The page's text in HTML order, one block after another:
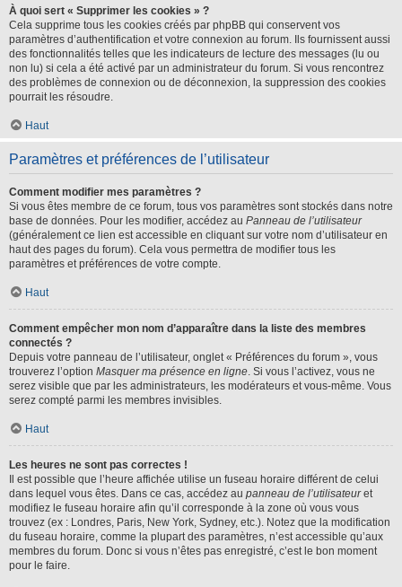
À quoi sert « Supprimer les cookies » ?
Cela supprime tous les cookies créés par phpBB qui conservent vos
paramètres d’authentification et votre connexion au forum. Ils fournissent aussi
des fonctionnalités telles que les indicateurs de lecture des messages (lu ou
non lu) si cela a été activé par un administrateur du forum. Si vous rencontrez
des problèmes de connexion ou de déconnexion, la suppression des cookies
pourrait les résoudre.
Haut
Paramètres et préférences de l’utilisateur
Comment modifier mes paramètres ?
Si vous êtes membre de ce forum, tous vos paramètres sont stockés dans notre
base de données. Pour les modifier, accédez au Panneau de l’utilisateur
(généralement ce lien est accessible en cliquant sur votre nom d’utilisateur en
haut des pages du forum). Cela vous permettra de modifier tous les
paramètres et préférences de votre compte.
Haut
Comment empêcher mon nom d’apparaître dans la liste des membres
connectés ?
Depuis votre panneau de l’utilisateur, onglet « Préférences du forum », vous
trouverez l’option Masquer ma présence en ligne. Si vous l’activez, vous ne
serez visible que par les administrateurs, les modérateurs et vous-même. Vous
serez compté parmi les membres invisibles.
Haut
Les heures ne sont pas correctes !
Il est possible que l’heure affichée utilise un fuseau horaire différent de celui
dans lequel vous êtes. Dans ce cas, accédez au panneau de l’utilisateuret
modifiez le fuseau horaire afin qu’il corresponde à la zone où vous vous
trouvez (ex : Londres, Paris, New York, Sydney, etc.). Notez que la modification
du fuseau horaire, comme la plupart des paramètres, n’est accessible qu’aux
membres du forum. Donc si vous n’êtes pas enregistré, c’est le bon moment
pour le faire.